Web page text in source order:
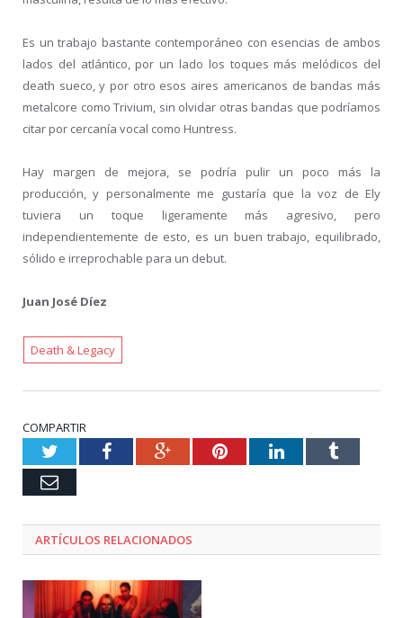
Es un trabajo bastante contemporáneo con esencias de ambos
lados del atlántico, por un lado los toques más melódicos del
death sueco, y por otro esos aires americanos de bandas más
metalcore como Trivium, sin olvidar otras bandas que podríamos
citar por cercanía vocal como Huntress.
Hay margen de mejora, se podría pulir un poco más la
producción, y personalmente me gustaría que la voz de Ely
tuviera un toque ligeramente más agresivo, pero
independientemente de esto, es un buen trabajo, equilibrado,
sólido e irreprochable para un debut.
Juan José Díez
Death & Legacy
COMPARTIR
TwitterFacebookGoogle+PinterestLinkedInTumblr
Email
ARTÍCULOS RELACIONADOS